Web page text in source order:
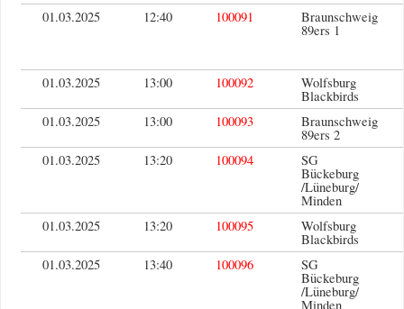
01.03.2025
12:40 100091 Braunschweig
89ers 1
01.03.2025 13:00 100092 Wolfsburg
Blackbirds
01.03.2025
13:00 100093 Braunschweig
89ers 2
01.03.2025
13:20 100094 SG
Bückeburg
/Lüneburg/
Minden
01.03.2025
13:20 100095 Wolfsburg
Blackbirds
01.03.2025
13:40 100096 SG
Bückeburg
/Lüneburg/
Minden